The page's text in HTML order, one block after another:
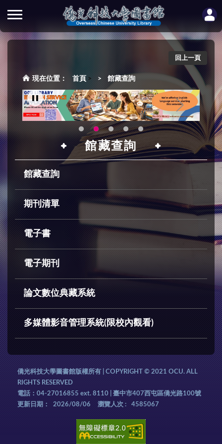
回上一頁
首頁 > 館藏查詢
館藏查詢
館藏查詢
期刊清單
電子書
電子期刊
論文數位典藏系統
多媒體影音管理系統(限校內觀看)
僑光科技大學圖書館版權所有 | COPYRIGHT © 2021 OCU. ALL
RIGHTS RESERVED
電話：04-27016855 ext. 8110 | 臺中市407西屯區僑光路100號
更新日期：
2026/08/06 瀏覽人次 : 4585067